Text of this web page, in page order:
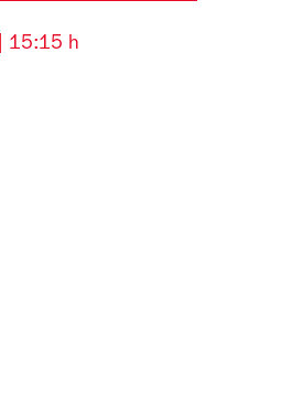
15:15 h